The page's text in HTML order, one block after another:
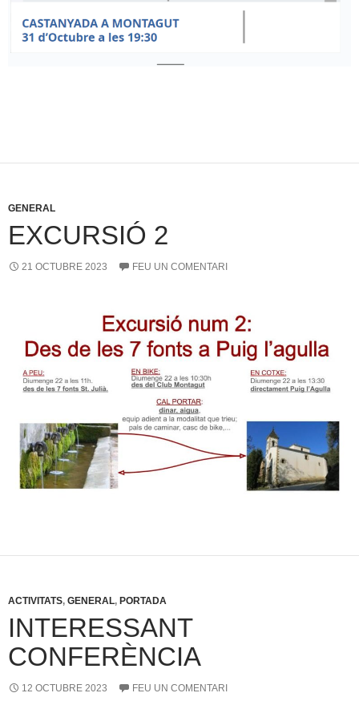
GENERAL
EXCURSIÓ 2
21 OCTUBRE 2023 FEU UN COMENTARI
ACTIVITATS, GENERAL, PORTADA
INTERESSANT
CONFERÈNCIA
12 OCTUBRE 2023 FEU UN COMENTARI